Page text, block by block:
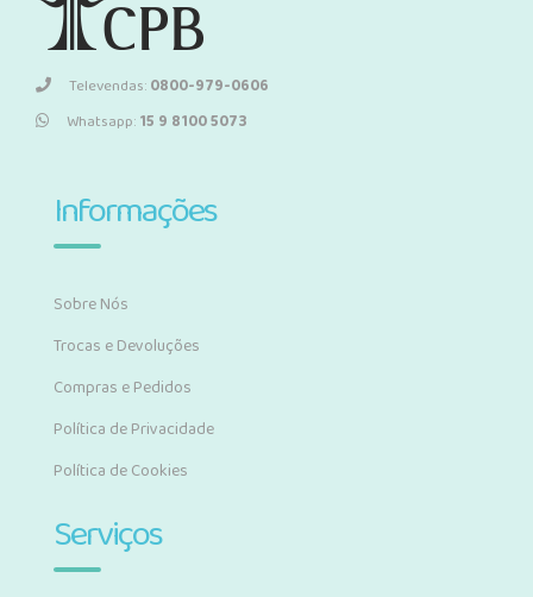
Televendas:0800-979-0606
Whatsapp:15 9 8100 5073
Informações
Sobre Nós
Trocas e Devoluções
Compras e Pedidos
Política de Privacidade
Política de Cookies
Serviços